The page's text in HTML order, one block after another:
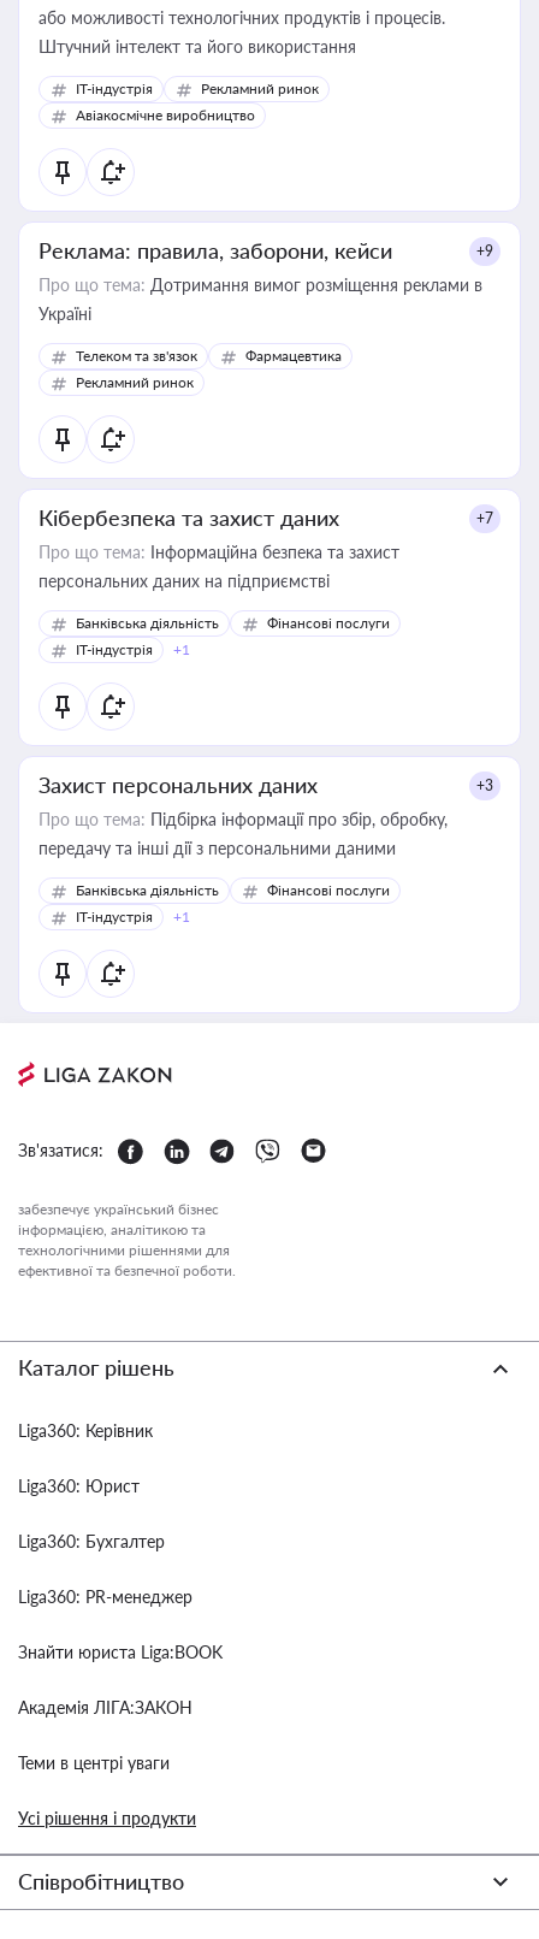
або можливості технологічних продуктів і процесів.
Штучний інтелект та його використання
IT-індустрія
Рекламний ринок
Авіакосмічне виробництво
Реклама: правила, заборони, кейси +9
Про що тема: Дотримання вимог розміщення реклами в
Україні
Телеком та зв'язок
Фармацевтика
Рекламний ринок
Кібербезпека та захист даних +7
Про що тема: Інформаційна безпека та захист
персональних даних на підприємстві
Банківська діяльність
Фінансові послуги
IT-індустрія
+1
Захист персональних даних +3
Про що тема: Підбірка інформації про збір, обробку,
передачу та інші дії з персональними даними
Банківська діяльність
Фінансові послуги
IT-індустрія
+1
Зв'язатися:
забезпечує український бізнес
інформацією, аналітикою та
технологічними рішеннями для
ефективної та безпечної роботи.
Каталог рішень
Liga360: Керівник
Liga360: Юрист
Liga360: Бухгалтер
Liga360: PR-менеджер
Знайти юриста Liga:BOOK
Академія ЛІГА:ЗАКОН
Теми в центрі уваги
Усі рішення і продукти
Співробітництво